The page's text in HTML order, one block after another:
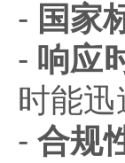
- 国家
- 响应
时能
-合规